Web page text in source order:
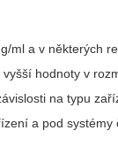
ml a v některých
hodnoty v
na typu
a pod